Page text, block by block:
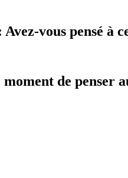
vous pensé à
de penser